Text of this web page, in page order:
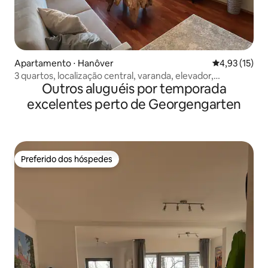
Apartamento ⋅ Hanôver 4,93 de uma
4,93 (15)
3 quartos, localização central, varanda, elevador,
estacionamento
Outros aluguéis por temporada
excelentes perto de Georgengarten
Preferido dos hóspedes
Preferido dos hóspedes